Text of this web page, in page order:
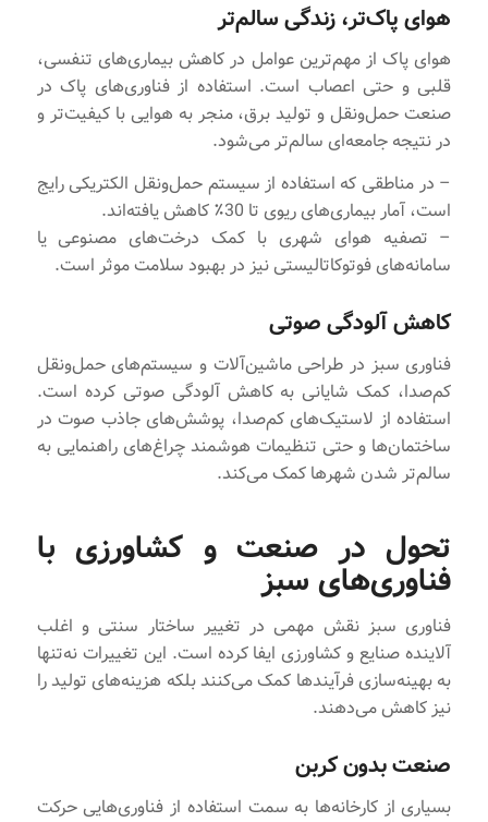
هوای پاک‌تر، زندگی سالم‌تر
هوای پاک از مهم‌ترین عوامل در کاهش بیماری‌های تنفسی،
قلبی و حتی اعصاب است. استفاده از فناوری‌های پاک در
صنعت حمل‌ونقل و تولید برق، منجر به هوایی با کیفیت‌تر و
در نتیجه جامعه‌ای سالم‌تر می‌شود.
– در مناطقی که استفاده از سیستم حمل‌ونقل الکتریکی رایج
است، آمار بیماری‌های ریوی تا 30٪ کاهش یافته‌اند.
– تصفیه هوای شهری با کمک درخت‌های مصنوعی یا
سامانه‌های فوتوکاتالیستی نیز در بهبود سلامت موثر است.
کاهش آلودگی صوتی
فناوری سبز در طراحی ماشین‌آلات و سیستم‌های حمل‌ونقل
کم‌صدا، کمک شایانی به کاهش آلودگی صوتی کرده‌ است.
استفاده از لاستیک‌های کم‌صدا، پوشش‌های جاذب صوت در
ساختمان‌ها و حتی تنظیمات هوشمند چراغ‌های راهنمایی به
سالم‌تر شدن شهرها کمک می‌کند.
تحول در صنعت و کشاورزی با
فناوری‌های سبز
فناوری سبز نقش مهمی در تغییر ساختار سنتی و اغلب
آلاینده صنایع و کشاورزی ایفا کرده ‌است. این تغییرات نه‌تنها
به بهینه‌سازی فرآیندها کمک می‌کنند بلکه هزینه‌های تولید را
نیز کاهش می‌دهند.
صنعت بدون کربن
بسیاری از کارخانه‌ها به سمت استفاده از فناوری‌هایی حرکت